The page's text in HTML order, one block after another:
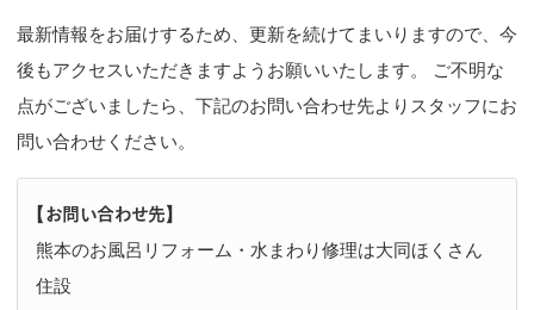
最新情報をお届けするため、更新を続けてまいりますので、今
後もアクセスいただきますようお願いいたします。 ご不明な
点がございましたら、下記のお問い合わせ先よりスタッフにお
問い合わせください。
【お問い合わせ先】
熊本のお風呂リフォーム・水まわり修理は大同ほくさん
住設